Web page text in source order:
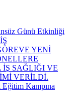
Günü Etkinliği
YENİ
SAĞLIĞI VE
VERİLDİ.
Kampına